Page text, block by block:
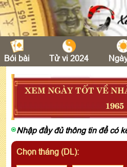
Bói bài Tử vi 2024
XEM NGÀY TỐT VỀ
1965
Nhập đầy đủ thông tin để có
Chọn tháng (DL):